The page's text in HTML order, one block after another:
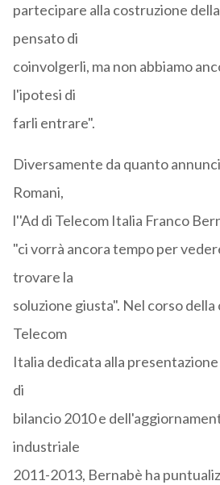
partecipare alla costruzione
pensato di
coinvolgerli, ma non abbiamo
l'ipotesi di
farli entrare".
Diversamente da quanto
Romani,
l''Ad di Telecom Italia Franco
"ci vorrà ancora tempo per
trovare la
soluzione giusta". Nel corso
Telecom
Italia dedicata alla
di
bilancio 2010 e
industriale
2011-2013, Bernabè ha